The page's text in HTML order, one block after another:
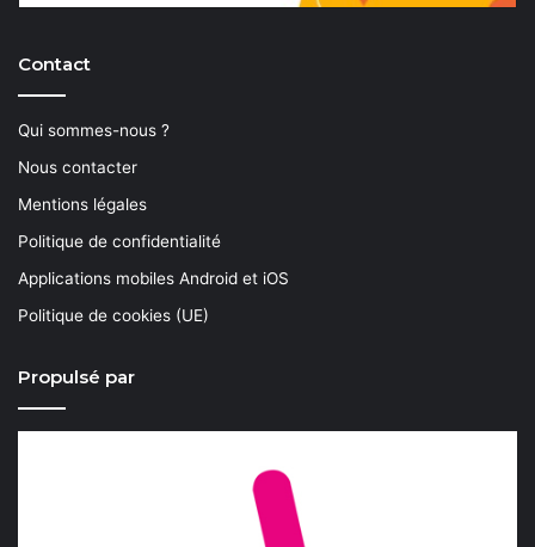
Contact
Qui sommes-nous ?
Nous contacter
Mentions légales
Politique de confidentialité
Applications mobiles Android et iOS
Politique de cookies (UE)
Propulsé par